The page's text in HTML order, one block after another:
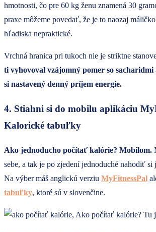
hmotnosti, čo pre 60 kg ženu znamená 30
praxe môžeme povedať, že je to naozaj
hľadiska nepraktické.
Vrchná hranica pri tukoch nie je striktne
ti vyhovoval vzájomný pomer so sacharidmi
si nastavený denný príjem energie.
4. Stiahni si do mobilu aplikáciu
Kalorické tabuľky
Ako jednoducho počítať kalórie? Mobilom.
sebe, a tak je po zjedení jednoduché nahodiť si
Na výber máš anglickú verziu MyFitnessPal
tabuľky, ktoré sú v slovenčine.